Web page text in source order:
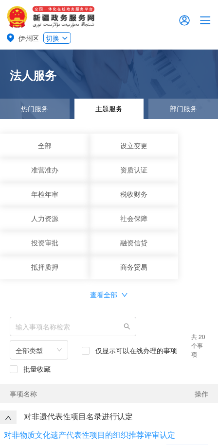
伊州区 切换
法人服务
热门服务 主题服务 部门服务
全部 设立变更
准营准办 资质认证
年检年审 税收财务
人力资源 社会保障
投资审批 融资信贷
抵押质押 商务贸易
查看全部
全部类型
仅显示可以在线办理的事项
批量收藏
共 20
个事
项
事项名称 操作
对非遗代表性项目名录进行认定
对非物质文化遗产代表性项目的组织推荐评审认定